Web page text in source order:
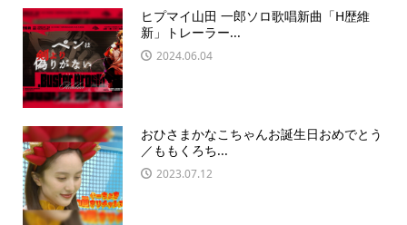
ヒプマイ山田 一郎ソロ歌唱新曲「H歴維
新」トレーラー...
2024.06.04
おひさまかなこちゃんお誕生日おめでとう
／ももくろち...
2023.07.12